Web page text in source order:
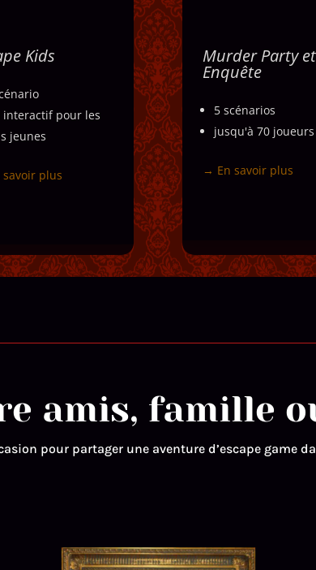
Kids
interactif pour les
jeunes
plus
Escape Kids
game enfant dès
5 ans mêlant jeu,
et fantômes
rigolos : parfait pour
original ou une sortie
Murder Party et
Enquête
5 scénarios
jusqu'à 70 joueurs
→ En savoir plus
Murder
Mêlant
aventure et
un
nature dans
participants
amis, famille
pour partager une aventure d’escape game